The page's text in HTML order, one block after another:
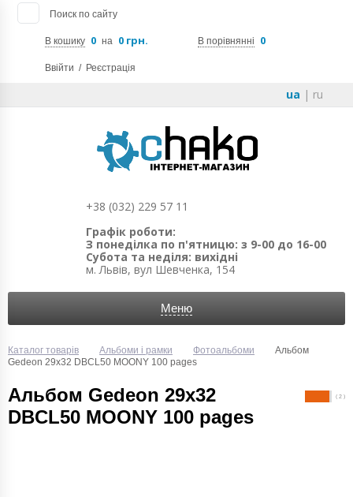
Поиск по сайту
В кошику 0 на 0 грн. В порівнянні 0
Ввійти / Реєстрація
ua | ru
+38 (032) 229 57 11
Графік роботи:
З понеділка по п'ятницю: з 9-00 до 16-00
Субота та неділя: вихідні
м. Львів, вул Шевченка, 154
Меню
Каталог товарів Альбоми і рамки Фотоальбоми
Альбом
Gedeon 29х32 DBCL50 MOONY 100 pages
Альбом Gedeon 29х32
DBCL50 MOONY 100 pages
( 2 )